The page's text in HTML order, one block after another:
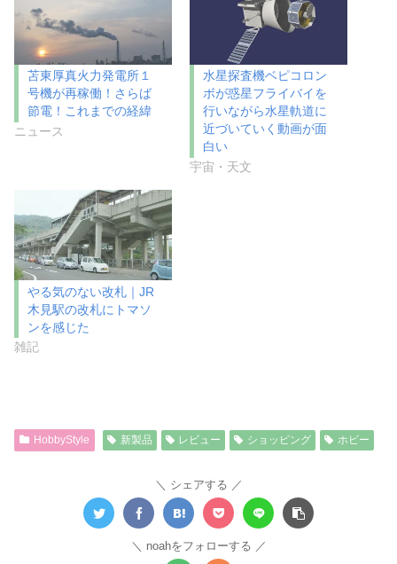
共
有
新
し
い
ウ
ィ
ン
ド
ウ
は
ク
リ
ッ
ク
し
て
く
だ
さ
ウ
ィ
ン
ド
ウ
で
開
き
ま
す
)
苫東厚真火力発電所１
号機が再稼働！さらば
節電！これまでの経緯
ニュース
水星探査機ベピコロン
ボが惑星フライバイを
行いながら水星軌道に
近づいていく動画が面
白い
宇宙・天文
やる気のない改札｜JR
木見駅の改札にトマソ
ンを感じた
雑記
HobbyStyle 新製品 レビュー ショッピング ホビー
シェアする
noahをフォローする